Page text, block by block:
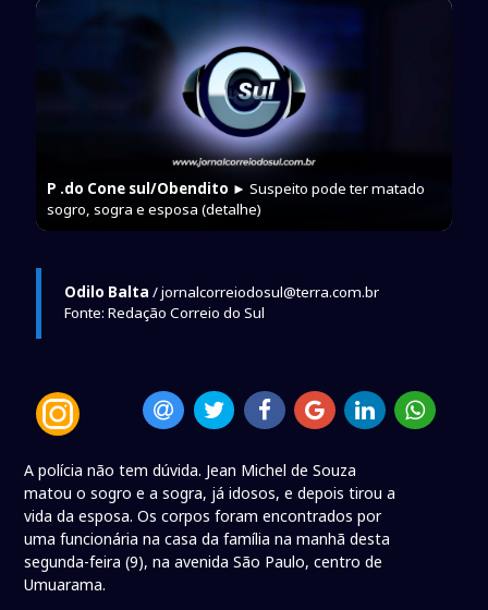
P .do Cone sul/Obendito ► Suspeito pode ter matado
sogro, sogra e esposa (detalhe)
Odilo Balta / jornalcorreiodosul@terra.com.br
Fonte: Redação Correio do Sul
A polícia não tem dúvida. Jean Michel de Souza
matou o sogro e a sogra, já idosos, e depois tirou a
vida da esposa. Os corpos foram encontrados por
uma funcionária na casa da família na manhã desta
segunda-feira (9), na avenida São Paulo, centro de
Umuarama.